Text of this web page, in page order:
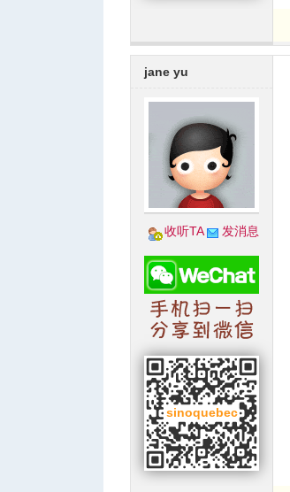
jane yu
收听TA 发消息